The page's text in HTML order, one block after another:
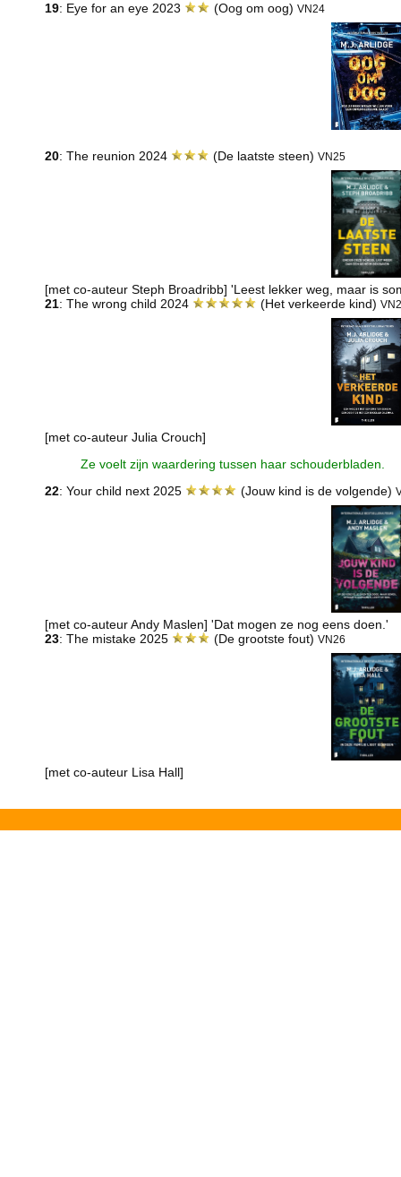
19: Eye for an eye 2023 (Oog om oog) VN24
20: The reunion 2024 (De laatste steen)VN25
[met co-auteur Steph Broadribb] 'Leest lekker weg, maar is
21: The wrong child 2024 (Het verkeerde kind)
[met co-auteur Julia Crouch]
Ze voelt zijn waardering tussen haar schouderbladen.
22: Your child next 2025 (Jouw kind is de volgende)
[met co-auteur Andy Maslen] 'Dat mogen ze nog eens doen.'
23: The mistake 2025 (De grootste fout)VN26
[met co-auteur Lisa Hall]